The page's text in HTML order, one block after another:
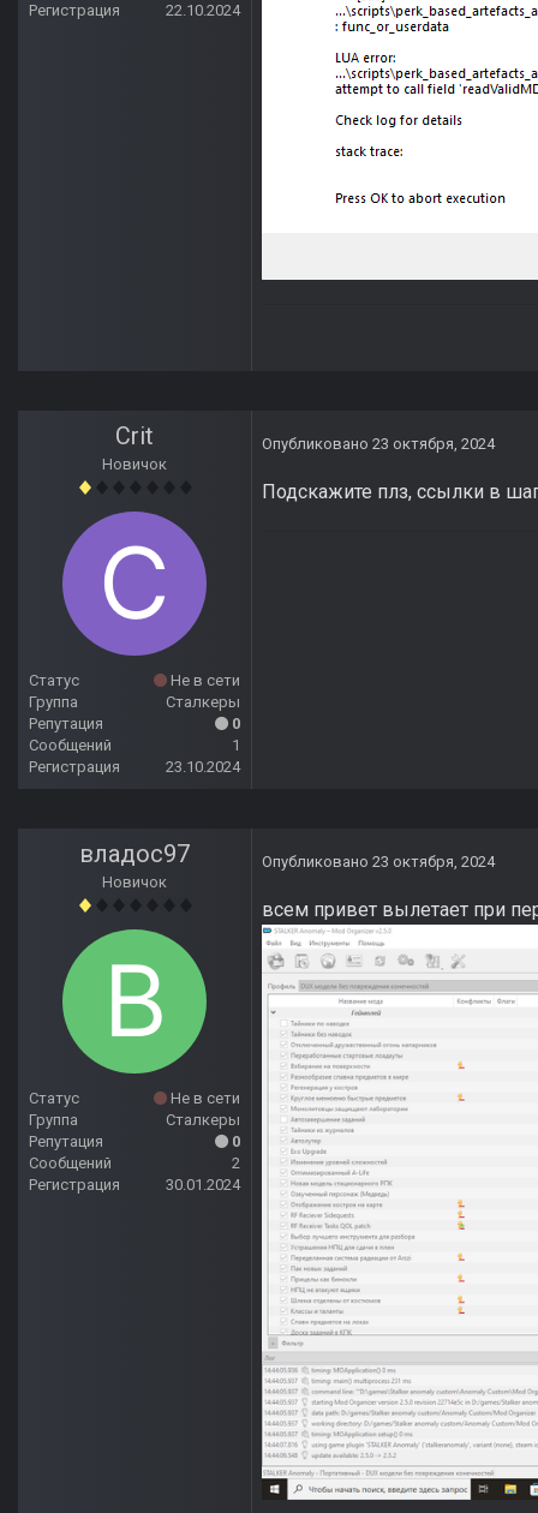
Регистрация
22.10.2024
Crit
Новичок
Статус
Не в сети
Группа
Сталкеры
Репутация
0
Сообщений
1
Регистрация
23.10.2024
Опубликовано 23 октября, 2024
Подскажите плз, ссылки в
владос97
Новичок
Статус
Не в сети
Группа
Сталкеры
Репутация
0
Сообщений
2
Регистрация
30.01.2024
Опубликовано 23 октября, 2024
всем привет вылетает при